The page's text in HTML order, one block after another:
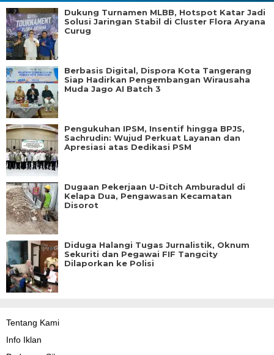
Dukung Turnamen MLBB, Hotspot Katar Jadi
Solusi Jaringan Stabil di Cluster Flora Aryana
Curug
Berbasis Digital, Dispora Kota Tangerang
Siap Hadirkan Pengembangan Wirausaha
Muda Jago AI Batch 3
Pengukuhan IPSM, Insentif hingga BPJS,
Sachrudin: Wujud Perkuat Layanan dan
Apresiasi atas Dedikasi PSM
Dugaan Pekerjaan U-Ditch Amburadul di
Kelapa Dua, Pengawasan Kecamatan
Disorot
Diduga Halangi Tugas Jurnalistik, Oknum
Sekuriti dan Pegawai FIF Tangcity
Dilaporkan ke Polisi
Tentang Kami
Info Iklan